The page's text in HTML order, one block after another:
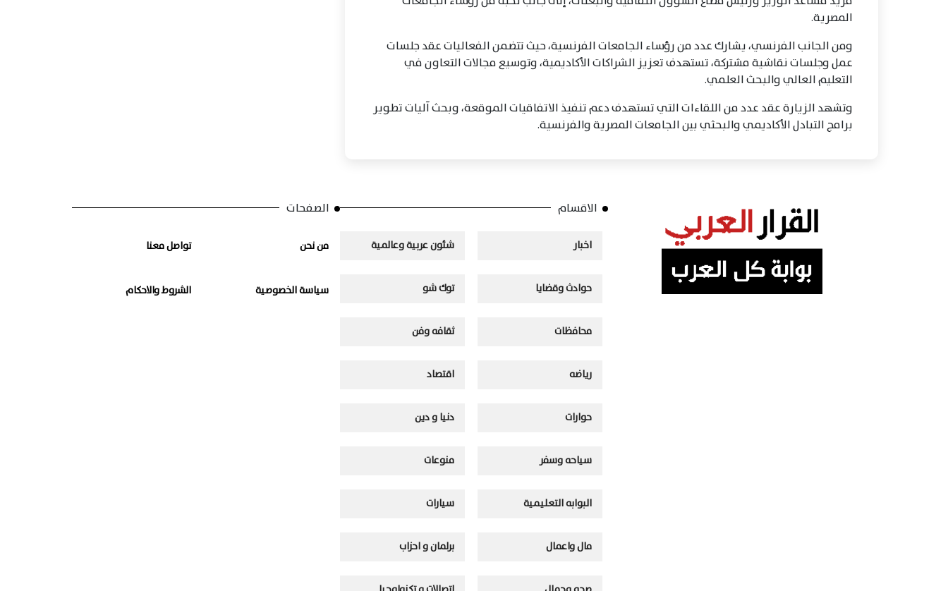
المصرية.
ومن الجانب الفرنسي، يشارك عدد من رؤساء الجامعات الفرنسية، حيث تتضمن الفعاليات عقد جلسات
عمل وجلسات نقاشية مشتركة، تستهدف تعزيز الشراكات الأكاديمية، وتوسيع مجالات التعاون في
التعليم العالي والبحث العلمي.
وتشهد الزيارة عقد عدد من اللقاءات التي تستهدف دعم تنفيذ الاتفاقيات الموقعة، وبحث آليات تطوير
برامج التبادل الأكاديمي والبحثي بين الجامعات المصرية والفرنسية.
الاقسام
اخبار شئون عربية وعالمية
حوادث وقضايا توك شو
محافظات ثقافه وفن
رياضه اقتصاد
حوارات دنيا و دين
سياحه وسفر منوعات
البوابه التعليمية سيارات
مال واعمال برلمان و احزاب
الصفحات
من نحن تواصل معنا
سياسة الخصوصية الشروط والاحكام